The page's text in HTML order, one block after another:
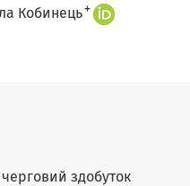
Кобинець+
здобуток